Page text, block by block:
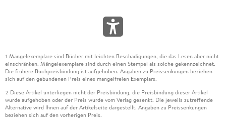
1 Mängelexemplare sind Bücher mit leichten Beschädigungen, die das Lesen aber nicht
einschränken. Mängelexemplare sind durch einen Stempel als solche gekennzeichnet.
Die frühere Buchpreisbindung ist aufgehoben. Angaben zu Preissenkungen beziehen
sich auf den gebundenen Preis eines mangelfreien Exemplars.
2 Diese Artikel unterliegen nicht der Preisbindung, die Preisbindung dieser Artikel
wurde aufgehoben oder der Preis wurde vom Verlag gesenkt. Die jeweils zutreffende
Alternative wird Ihnen auf der Artikelseite dargestellt. Angaben zu Preissenkungen
beziehen sich auf den vorherigen Preis.